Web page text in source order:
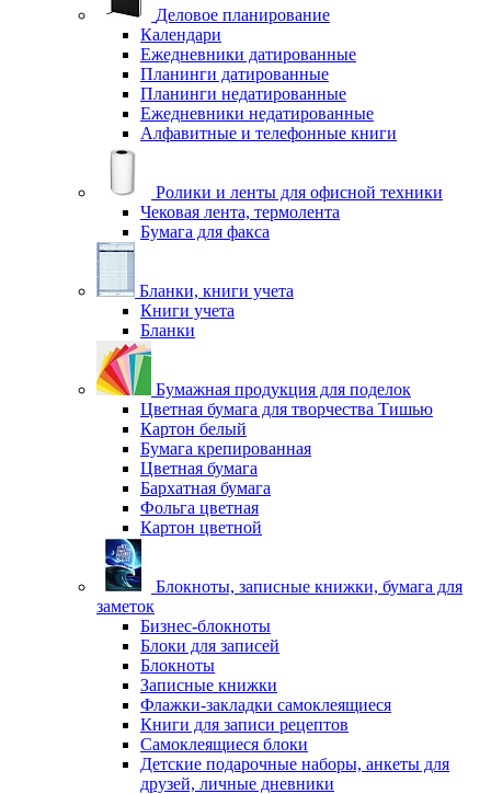
Деловое планирование
Календари
Ежедневники датированные
Планинги датированные
Планинги недатированные
Ежедневники недатированные
Алфавитные и телефонные книги
Ролики и ленты для офисной техники
Чековая лента, термолента
Бумага для факса
Бланки, книги учета
Книги учета
Бланки
Бумажная продукция для поделок
Цветная бумага для творчества Тишью
Картон белый
Бумага крепированная
Цветная бумага
Бархатная бумага
Фольга цветная
Картон цветной
Блокноты, записные книжки, бумага для
заметок
Бизнес-блокноты
Блоки для записей
Блокноты
Записные книжки
Флажки-закладки самоклеящиеся
Книги для записи рецептов
Самоклеящиеся блоки
Детские подарочные наборы, анкеты для
друзей, личные дневники